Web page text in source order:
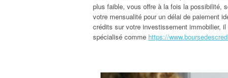
plus faible, vous offre à la fois la possibilité,
votre mensualité pour un délai de paiement
crédits sur votre investissement immobilier,
spécialisé comme https://